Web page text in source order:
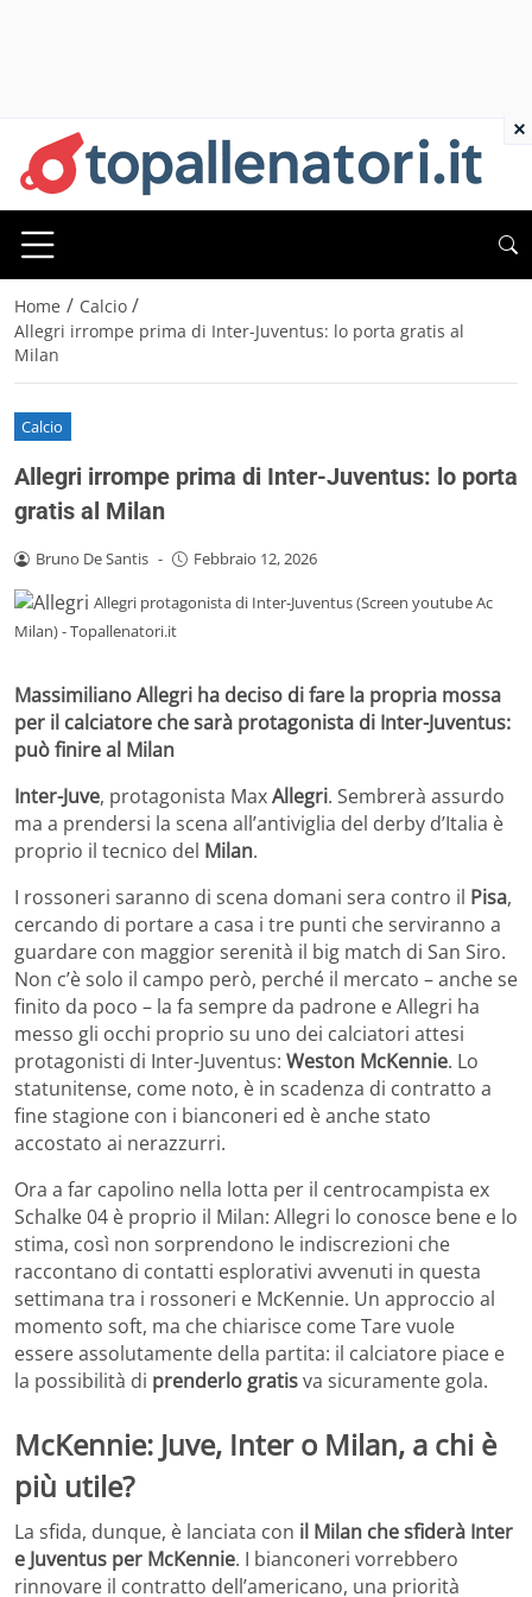
Home / Calcio /
Allegri irrompe prima di Inter-Juventus: lo porta gratis al
Milan
Calcio
Allegri irrompe prima di Inter-Juventus: lo porta
gratis al Milan
Bruno De Santis - Febbraio 12, 2026
Allegri protagonista di Inter-Juventus (Screen youtube Ac
Milan) - Topallenatori.it
Massimiliano Allegri ha deciso di fare la propria mossa
per il calciatore che sarà protagonista di Inter-Juventus:
può finire al Milan
Inter-Juve, protagonista MaxAllegri. Sembrerà assurdo
ma a prendersi la scena all’antiviglia del derby d’Italia è
proprio il tecnico del Milan.
I rossoneri saranno di scena domani sera contro il Pisa,
cercando di portare a casa i tre punti che serviranno a
guardare con maggior serenità il big match di San Siro.
Non c’è solo il campo però, perché il mercato – anche se
finito da poco – la fa sempre da padrone e Allegri ha
messo gli occhi proprio su uno dei calciatori attesi
protagonisti di Inter-Juventus: Weston McKennie. Lo
statunitense, come noto, è in scadenza di contratto a
fine stagione con i bianconeri ed è anche stato
accostato ai nerazzurri.
Ora a far capolino nella lotta per il centrocampista ex
Schalke 04 è proprio il Milan: Allegri lo conosce bene e lo
stima, così non sorprendono le indiscrezioni che
raccontano di contatti esplorativi avvenuti in questa
settimana tra i rossoneri e McKennie. Un approccio al
momento soft, ma che chiarisce come Tare vuole
essere assolutamente della partita: il calciatore piace e
la possibilità di prenderlo gratisva sicuramente gola.
McKennie: Juve, Inter o Milan, a chi è
più utile?
La sfida, dunque, è lanciata con il Milan che sfiderà Inter
e Juventus per McKennie. I bianconeri vorrebbero
rinnovare il contratto dell’americano, una priorità
×